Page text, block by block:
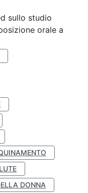
sullo studio
orale a
DONNA